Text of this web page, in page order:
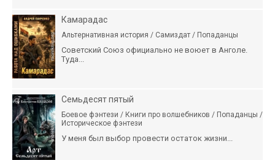
Камарадас
Альтернативная история / Самиздат / Попаданцы
Советский Союз официально не воюет в Анголе.
Туда...
Семьдесят пятый
Боевое фэнтези / Книги про волшебников / Попаданцы /
Историческое фэнтези
У меня был выбор провести остаток жизни...